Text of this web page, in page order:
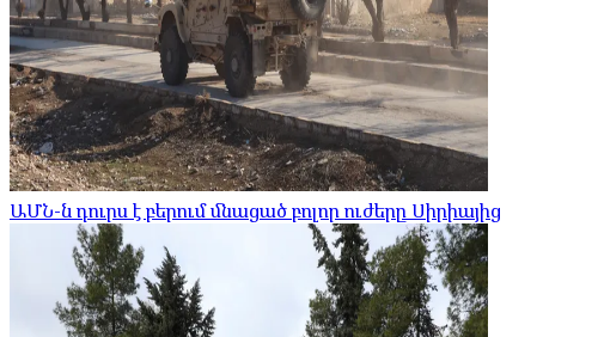
ԱՄՆ-ն դուրս է բերում մնացած բոլոր ուժերը Սիրիայից